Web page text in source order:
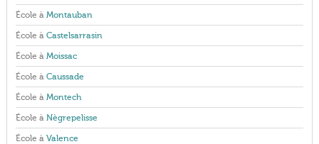
École à Montauban
École à Castelsarrasin
École à Moissac
École à Caussade
École à Montech
École à Nègrepelisse
École à Valence